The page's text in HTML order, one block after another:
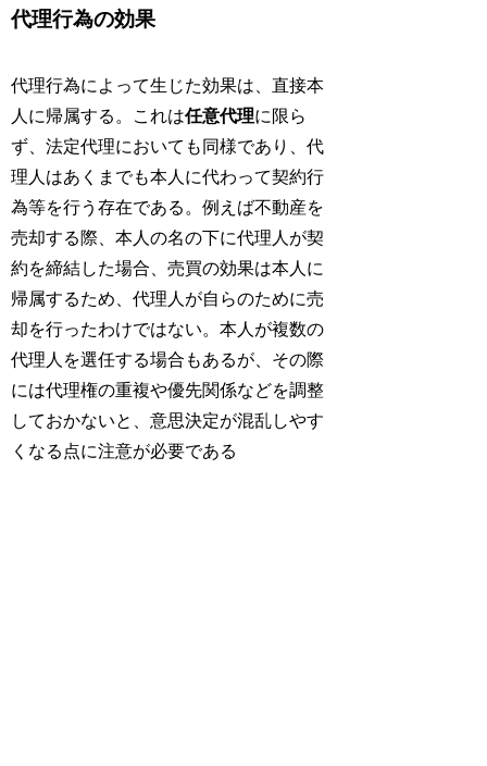
代理行為の効果
代理行為によって生じた効果は、直接本
人に帰属する。これは任意代理に限ら
ず、法定代理においても同様であり、代
理人はあくまでも本人に代わって契約行
為等を行う存在である。例えば不動産を
売却する際、本人の名の下に代理人が契
約を締結した場合、売買の効果は本人に
帰属するため、代理人が自らのために売
却を行ったわけではない。本人が複数の
代理人を選任する場合もあるが、その際
には代理権の重複や優先関係などを調整
しておかないと、意思決定が混乱しやす
くなる点に注意が必要である